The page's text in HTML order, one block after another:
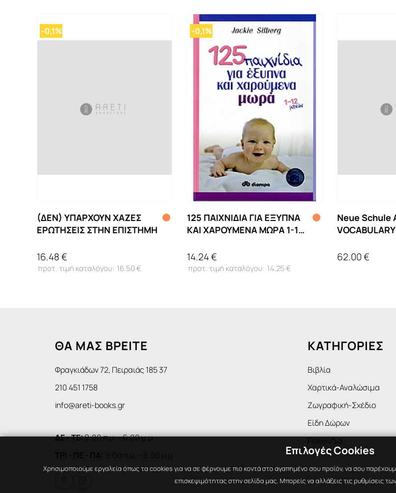
-0,1%
(ΔΕΝ) ΥΠΑΡΧΟΥΝ ΧΑΖΕΣ
ΕΡΩΤΗΣΕΙΣ ΣΤΗΝ ΕΠΙΣΤΗΜΗ
16.48 €
16.50 €
-0,1%
125 ΠΑΙΧΝΙΔΙΑ ΓΙΑ ΕΞΥΠΝΑ
ΚΑΙ ΧΑΡΟΥΜΕΝΑ ΜΩΡΑ 1-12
14.24 €
14.25 €
Neue Schule
VOCABULARY
62.00 €
ΘΑ ΜΑΣ ΒΡΕΙΤΕ
Φραγκιάδων 72, Πειραιάς 185 37
210 451 1758
info@areti-books.gr
ΔΕ - ΤΕ:9:00 π.μ. - 6:00 μ.μ.
ΚΑΤΗΓΟΡΙΕΣ
Βιβλία
Χαρτικά-Αναλώσιμα
Ζωγραφική-Σχέδιο
Είδη Δώρων
Παιχνίδια
Επιλογές Cookies
Χρησιμοποιούμε εργαλεία όπως τα cookies για να σε φέρνουμε πιο κοντά στο αγαπημένο σου προϊόν, να σου
επισκεψιμότητας στην σελίδα μας. Μπορείς να αλλάξεις τις ρυθμίσεις